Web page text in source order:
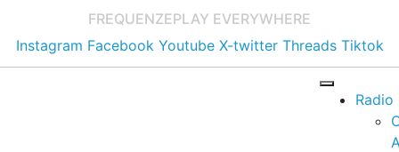
FREQUENZEPLAY EVERYWHERE
Instagram Facebook Youtube X-twitter Threads Tiktok
Radio